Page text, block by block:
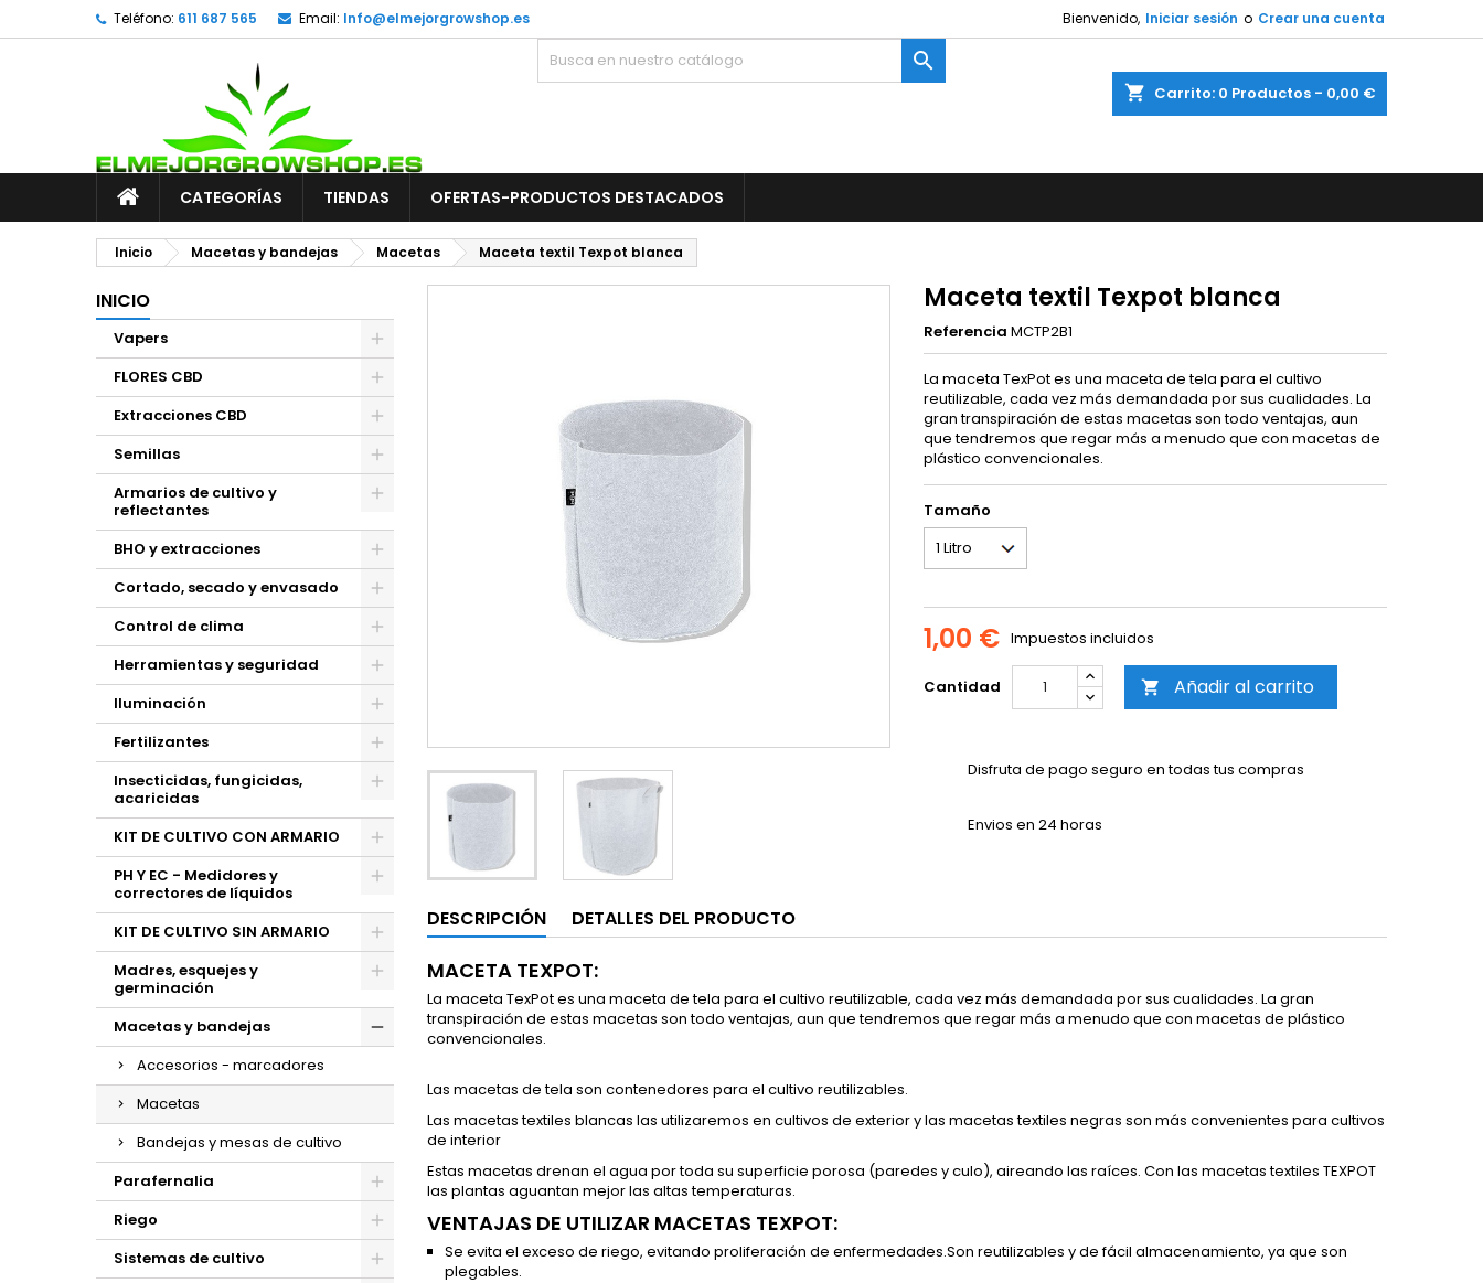
Teléfono: 611 687 565 Email: Info@elmejorgrowshop.es Bienvenido, Iniciar sesión o Crear una cuenta
shopping_cart Carrito: 0 Productos - 0,00 €

CATEGORÍAS TIENDAS OFERTAS-PRODUCTOS DESTACADOS
Inicio Macetas y bandejas Macetas Maceta textil Texpot blanca
INICIO
Vapers
FLORES CBD
Extracciones CBD
Semillas
Armarios de cultivo y
reflectantes
BHO y extracciones
Cortado, secado y envasado
Control de clima
Herramientas y seguridad
Iluminación
Fertilizantes
Insecticidas, fungicidas,
acaricidas
KIT DE CULTIVO CON ARMARIO
PH Y EC - Medidores y
correctores de líquidos
KIT DE CULTIVO SIN ARMARIO
Madres, esquejes y
germinación
Macetas y bandejas
Accesorios - marcadores
Macetas
Bandejas y mesas de cultivo
Parafernalia
Riego
Sistemas de cultivo
Maceta textil Texpot blanca
Referencia MCTP2B1
La maceta TexPot es una maceta de tela para el cultivo
reutilizable, cada vez más demandada por sus cualidades. La
gran transpiración de estas macetas son todo ventajas, aun
que tendremos que regar más a menudo que con macetas de
plástico convencionales.
Tamaño
1,00 € Impuestos incluidos
Cantidad  Añadir al carrito
Disfruta de pago seguro en todas tus compras
Envios en 24 horas
DESCRIPCIÓN DETALLES DEL PRODUCTO
MACETA TEXPOT:
La maceta TexPot es una maceta de tela para el cultivo reutilizable, cada vez más demandada por sus cualidades. La gran
transpiración de estas macetas son todo ventajas, aun que tendremos que regar más a menudo que con macetas de plástico
convencionales.
Las macetas de tela son contenedores para el cultivo reutilizables.
Las macetas textiles blancas las utilizaremos en cultivos de exterior y las macetas textiles negras son más convenientes para cultivos
de interior
Estas macetas drenan el agua por toda su superficie porosa (paredes y culo), aireando las raíces. Con las macetas textiles TEXPOT
las plantas aguantan mejor las altas temperaturas.
VENTAJAS DE UTILIZAR MACETAS TEXPOT:
Se evita el exceso de riego, evitando proliferación de enfermedades.Son reutilizables y de fácil almacenamiento, ya que son
plegables.